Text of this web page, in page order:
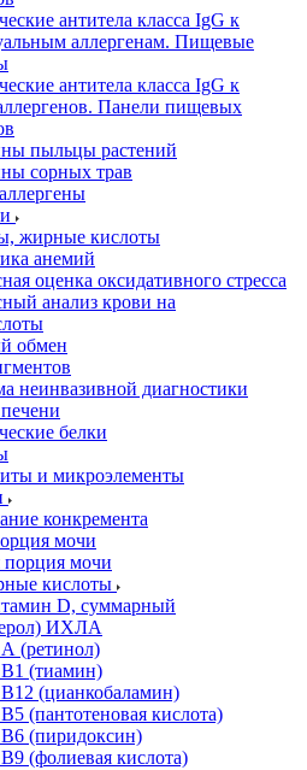
антитела класса IgG к
аллергенам. Пищевые
антитела класса IgG к
Панели пищевых
пыльцы растений
сорных трав
жирные кислоты
анемий
оценка оксидативного стресса
анализ крови на
обмен
неинвазивной диагностики
белки
и микроэлементы
конкремента
мочи
порция мочи
кислоты
D, суммарный
ИХЛА
(ретинол)
(тиамин)
(цианкобаламин)
(пантотеновая кислота)
(пиридоксин)
(фолиевая кислота)